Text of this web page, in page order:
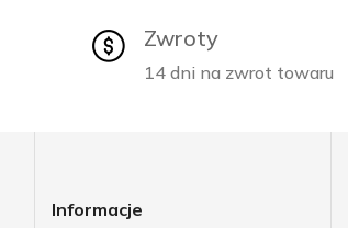
Zwroty
14 dni na zwrot towaru
Informacje